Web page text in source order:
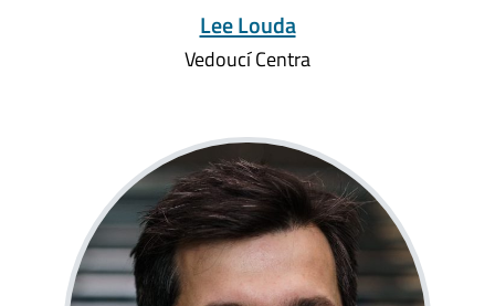
Lee Louda
Vedoucí Centra